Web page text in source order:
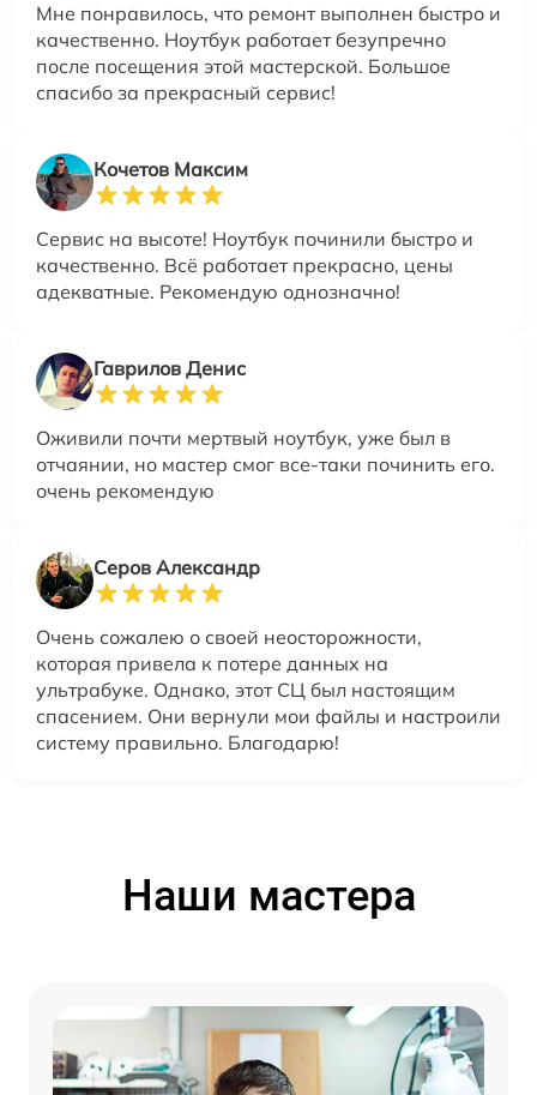
Мне понравилось, что ремонт выполнен быстро и
качественно. Ноутбук работает безупречно
после посещения этой мастерской. Большое
спасибо за прекрасный сервис!
Кочетов Максим
Сервис на высоте! Ноутбук починили быстро и
качественно. Всё работает прекрасно, цены
адекватные. Рекомендую однозначно!
Гаврилов Денис
Оживили почти мертвый ноутбук, уже был в
отчаянии, но мастер смог все-таки починить его.
очень рекомендую
Серов Александр
Очень сожалею о своей неосторожности,
которая привела к потере данных на
ультрабуке. Однако, этот СЦ был настоящим
спасением. Они вернули мои файлы и настроили
систему правильно. Благодарю!
Наши мастера